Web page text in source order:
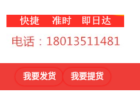
我要发货 我要提货